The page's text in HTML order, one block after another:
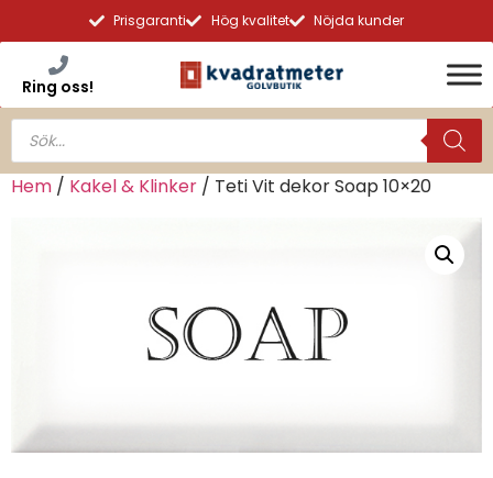
Prisgaranti Hög kvalitet Nöjda kunder
Ring oss!
Hem / Kakel & Klinker / Teti Vit dekor Soap 10×20